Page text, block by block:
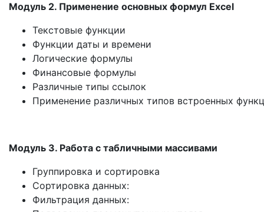
Модуль 2. Применение основных формул Excel
Текстовые функции
Функции даты и времени
Логические формулы
Финансовые формулы
Различные типы ссылок
Применение различных типов встроенных
Модуль 3. Работа с табличными массивами
Группировка и сортировка
Сортировка данных:
Фильтрация данных: